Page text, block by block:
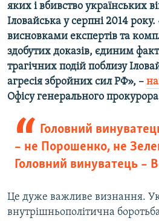
яких і вбивство українських
Іловайська у серпні 2014 року.
висновками експертів та
здобутих доказів, єдиним
трагічних подій поблизу
агресія збройних сил РФ», –
Офісу генерального
Головний
– не Порошенко, не
Головний винуватець –
Це дуже важливе визнання.
внутрішньополітична